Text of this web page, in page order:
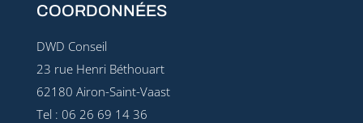
COORDONNÉES
DWD Conseil
23 rue Henri Béthouart
62180 Airon-Saint-Vaast
Tel : 06 26 69 14 36